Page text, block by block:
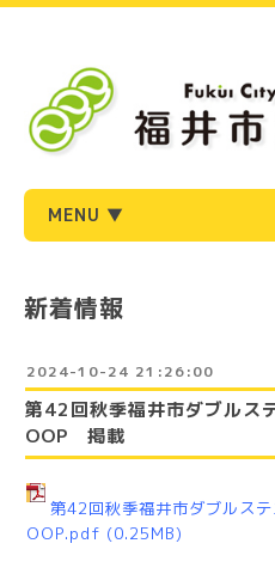
MENU ▼
新着情報
2024-10-24 21:26:00
第42回秋季福井市ダブルス
OOP 掲載
第42回秋季福井市ダブルス
OOP.pdf (0.25MB)